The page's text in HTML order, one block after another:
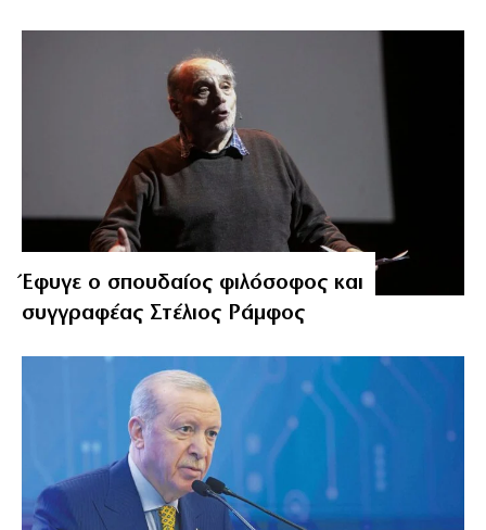
Έφυγε ο σπουδαίος φιλόσοφος και
συγγραφέας Στέλιος Ράμφος